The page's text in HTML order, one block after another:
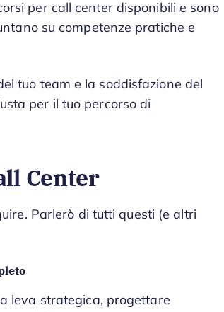
per call center disponibili e sono
su competenze pratiche e
tuo team e la soddisfazione del
per il tuo percorso di
Center
Parlerò di tutti questi (e altri
leva strategica, progettare